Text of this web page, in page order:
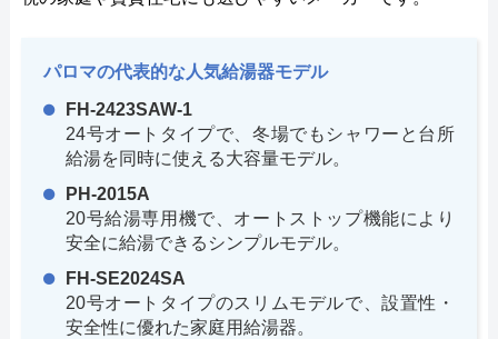
パロマの代表的な人気給湯器モデル
FH-2423SAW-1
24号オートタイプで、冬場でもシャワーと台所
給湯を同時に使える大容量モデル。
PH-2015A
20号給湯専用機で、オートストップ機能により
安全に給湯できるシンプルモデル。
FH-SE2024SA
20号オートタイプのスリムモデルで、設置性・
安全性に優れた家庭用給湯器。